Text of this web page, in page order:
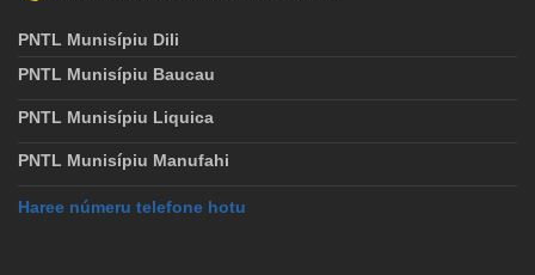
PNTL Munisípiu Dili
PNTL Munisípiu Baucau
PNTL Munisípiu Liquica
PNTL Munisípiu Manufahi
Haree númeru telefone hotu